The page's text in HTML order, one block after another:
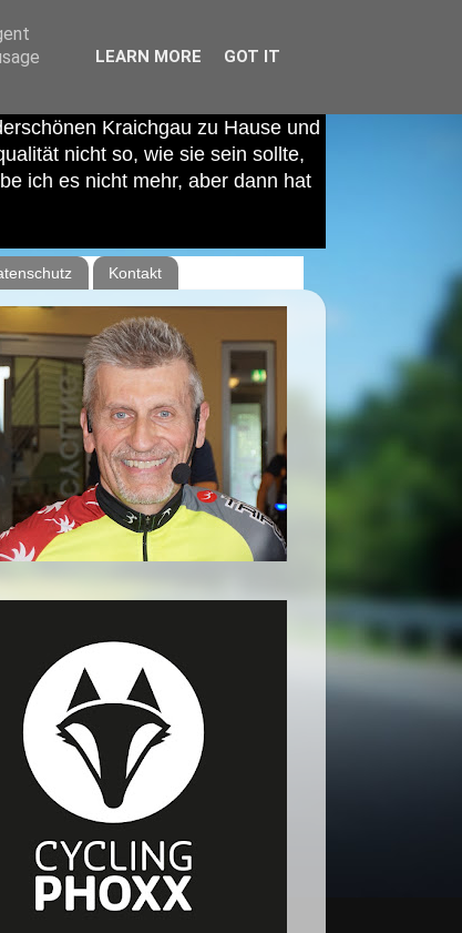
Kraichgau zu Hause und
nicht so, wie sie sein sollte,
ich es nicht mehr, aber dann hat
Kontakt
LEARN MORE GOT IT